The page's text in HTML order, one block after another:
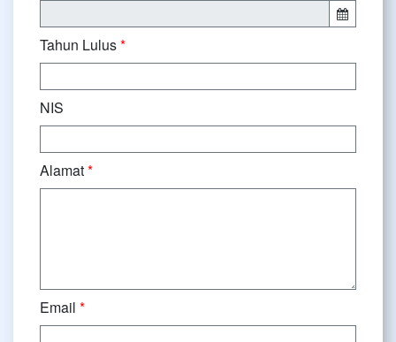
Tahun Lulus*
NIS
Alamat*
Email *